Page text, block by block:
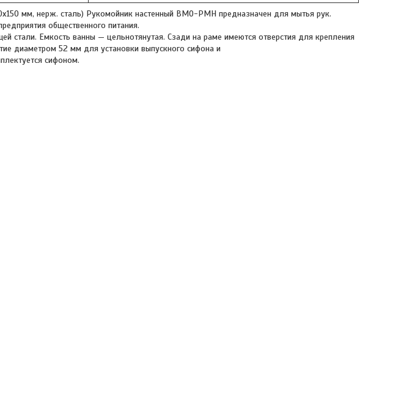
мм, нерж. сталь) Рукомойник настенный ВМО-РМН предназначен для мытья рук.
общественного питания.
стали. Емкость ванны — цельнотянутая. Сзади на раме имеются отверстия для крепления
диаметром 52 мм для установки выпускного сифона и
сифоном.